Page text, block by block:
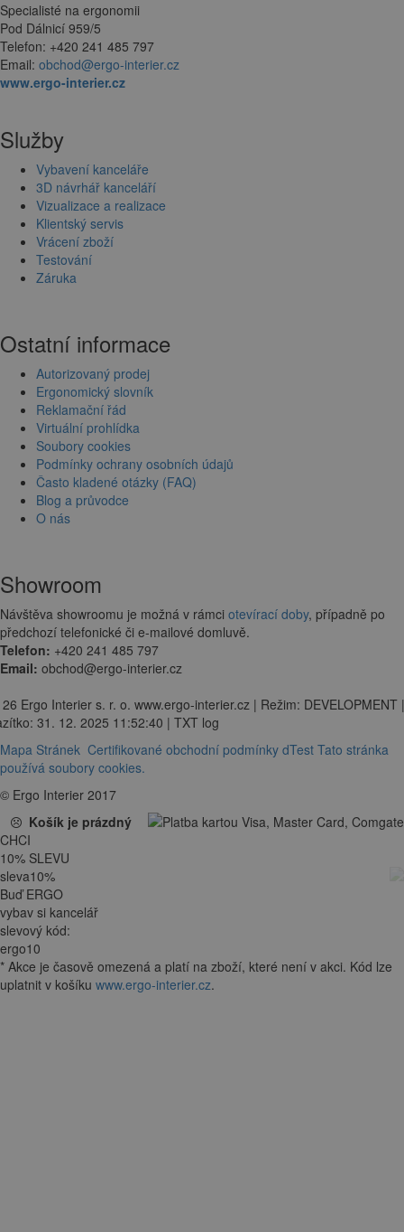
Specialisté na ergonomii
Pod Dálnicí 959/5
Telefon: +420 241 485 797
Email: obchod@ergo-interier.cz
www.ergo-interier.cz
Služby
Vybavení kanceláře
3D návrhář kanceláří
Vizualizace a realizace
Klientský servis
Vrácení zboží
Testování
Záruka
Ostatní informace
Autorizovaný prodej
Ergonomický slovník
Reklamační řád
Virtuální prohlídka
Soubory cookies
Podmínky ochrany osobních údajů
Často kladené otázky (FAQ)
Blog a průvodce
O nás
Showroom
Návštěva showroomu je možná v rámci otevírací doby, případně po
předchozí telefonické či e-mailové domluvě.
Telefon: +420 241 485 797
Email: obchod@ergo-interier.cz
Ergo Interier s. r. o. www.ergo-interier.cz | Režim: DEVELOPMENT |
31. 12. 2025 11:52:40 | TXT log
Mapa Stránek Certifikované obchodní podmínky dTest Tato stránka
používá soubory cookies.
© Ergo Interier 2017
Košík je prázdný
CHCI
10% SLEVU
sleva10%
Buď ERGO
vybav si kancelář
slevový kód:
ergo10
* Akce je časově omezená a platí na zboží, které není v akci. Kód lze
uplatnit v košíku www.ergo-interier.cz.